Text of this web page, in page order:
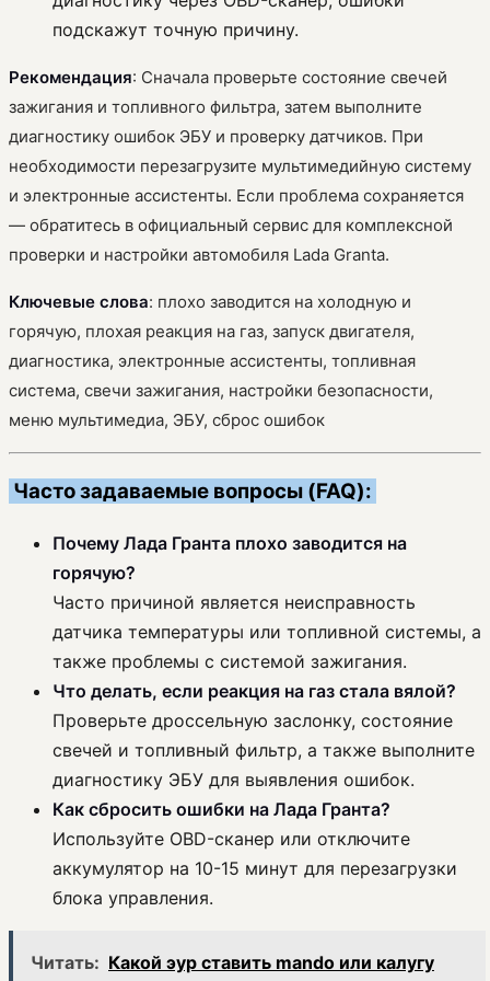
подскажут точную причину.
Рекомендация: Сначала проверьте состояние свечей
зажигания и топливного фильтра, затем выполните
диагностику ошибок ЭБУ и проверку датчиков. При
необходимости перезагрузите мультимедийную систему
и электронные ассистенты. Если проблема сохраняется
— обратитесь в официальный сервис для комплексной
проверки и настройки автомобиля Lada Granta.
Ключевые слова: плохо заводится на холодную и
горячую, плохая реакция на газ, запуск двигателя,
диагностика, электронные ассистенты, топливная
система, свечи зажигания, настройки безопасности,
меню мультимедиа, ЭБУ, сброс ошибок
Часто задаваемые вопросы (FAQ):
Почему Лада Гранта плохо заводится на
горячую?
Часто причиной является неисправность
датчика температуры или топливной системы, а
также проблемы с системой зажигания.
Что делать, если реакция на газ стала вялой?
Проверьте дроссельную заслонку, состояние
свечей и топливный фильтр, а также выполните
диагностику ЭБУ для выявления ошибок.
Как сбросить ошибки на Лада Гранта?
Используйте OBD-сканер или отключите
аккумулятор на 10-15 минут для перезагрузки
блока управления.
Читать: Какой эур ставить mando или калугу